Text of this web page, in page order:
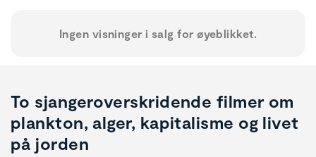
Ingen visninger i salg for øyeblikket.
To sjangeroverskridende filmer om
plankton, alger, kapitalisme og livet
på jorden